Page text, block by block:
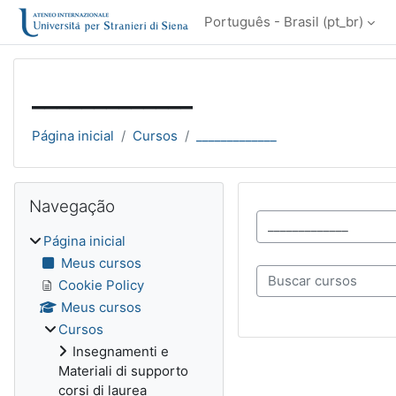
Ir para o conteúdo principal
Português - Brasil ‎(pt_br)‎
Página inicial Cursos
Categorias de Cursos
Buscar cursos
Blocos
Navegação
Página inicial
Meus cursos
Cookie Policy
Meus cursos
Cursos
Insegnamenti e
Materiali di supporto
corsi di laurea